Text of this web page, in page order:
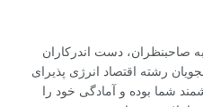
صاحبنظران، دست اندرکاران
رشته اقتصاد انرژی پذیرای
شما بوده و آمادگی خود را